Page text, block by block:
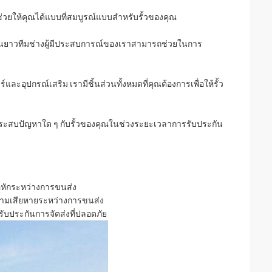
วยให้คุณได้แบบที่สมบูรณ์แบบสำหรับรั้วของคุณ
าวทีมช่างผู้มีประสบการณ์ของเราสามารถช่วยในการ
ละอุปกรณ์เสริม เรามีชิ้นส่วนทั้งหมดที่คุณต้องการเพื่อให้รั้ว
สบปัญหาใด ๆ กับรั้วของคุณในช่วงระยะเวลาการรับประกัน
กระหว่างการขนส่ง
เสียหายระหว่างการขนส่ง
บประกันการจัดส่งที่ปลอดภัย